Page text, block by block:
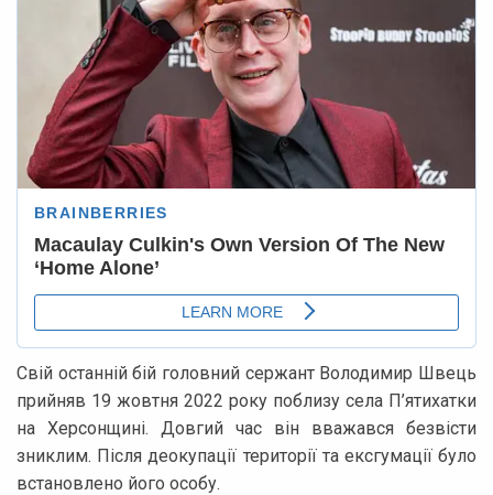
Свій останній бій головний сержант Володимир Швець
прийняв 19 жовтня 2022 року поблизу села П’ятихатки
на Херсонщині. Довгий час він вважався безвісти
зниклим. Після деокупації території та ексгумації було
встановлено його особу.